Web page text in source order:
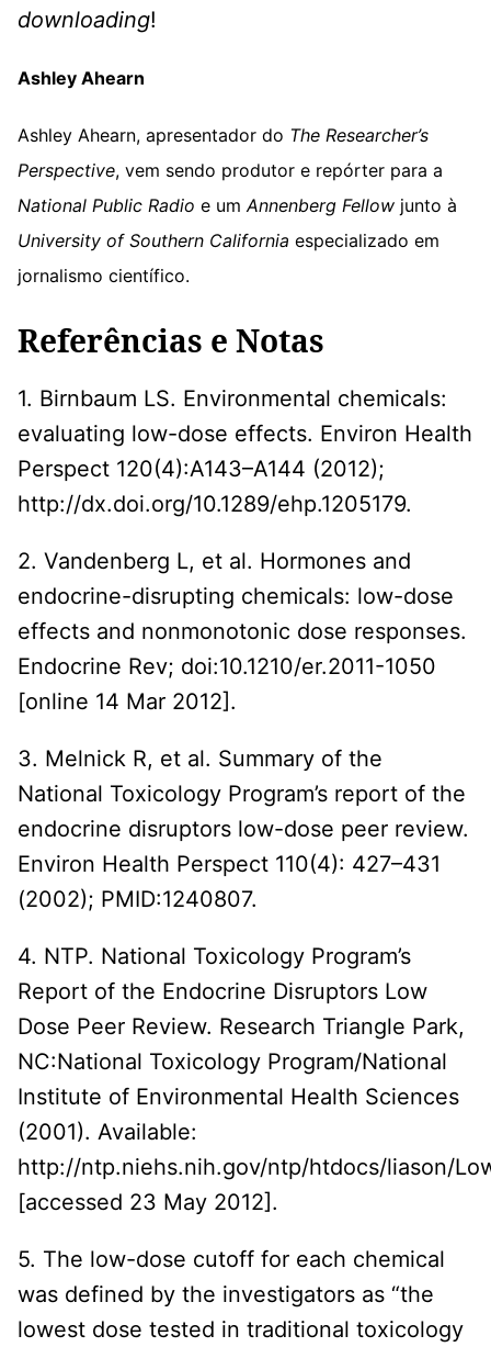
downloading!
Ashley Ahearn
Ashley Ahearn, apresentador do The Researcher’s
Perspective, vem sendo produtor e repórter para a
National Public Radio e umAnnenberg Fellow junto à
University of Southern California especializado em
jornalismo científico.
Referências e Notas
1. Birnbaum LS. Environmental chemicals:
evaluating low-dose effects. Environ Health
Perspect 120(4):A143–A144 (2012);
http://dx.doi.org/10.1289/ehp.1205179.
2. Vandenberg L, et al. Hormones and
endocrine-disrupting chemicals: low-dose
effects and nonmonotonic dose responses.
Endocrine Rev; doi:10.1210/er.2011-1050
[online 14 Mar 2012].
3. Melnick R, et al. Summary of the
National Toxicology Program’s report of the
endocrine disruptors low-dose peer review.
Environ Health Perspect 110(4): 427–431
(2002); PMID:1240807.
4. NTP. National Toxicology Program’s
Report of the Endocrine Disruptors Low
Dose Peer Review. Research Triangle Park,
NC:National Toxicology Program/National
Institute of Environmental Health Sciences
(2001). Available:
http://ntp.niehs.nih.gov/ntp/htdocs/liason/
[accessed 23 May 2012].
5. The low-dose cutoff for each chemical
was defined by the investigators as “the
lowest dose tested in traditional toxicology